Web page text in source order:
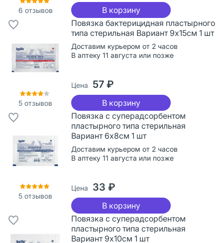
6 отзывов В корзину
5 отзывов
Повязка бактерицидная пластырного
типа стерильная Вариант 9х15см 1 шт
Доставим курьером от 2 часов
В аптеку 11 августа или позже
Цена 57 ₽
В корзину
5 отзывов
Повязка с суперадсорбентом
пластырного типа стерильная
Вариант 6х8см 1 шт
Доставим курьером от 2 часов
В аптеку 11 августа или позже
Цена 33 ₽
В корзину
Повязка с суперадсорбентом
пластырного типа стерильная
Вариант 9х10см 1 шт